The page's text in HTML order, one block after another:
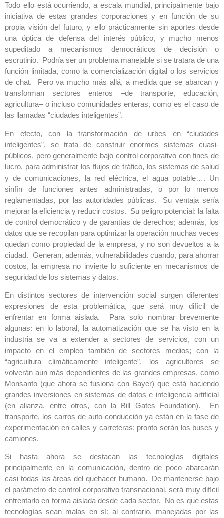
Todo ello está ocurriendo, a escala mundial, principalmente bajo
iniciativa de estas grandes corporaciones y en función de su
propia visión del futuro, y ello prácticamente sin aportes desde
una óptica de defensa del interés público, y mucho menos
supeditado a mecanismos democráticos de decisión o
escrutinio. Podría ser un problema manejable si se tratara de una
función limitada, como la comercialización digital o los servicios
de chat. Pero va mucho más allá, a medida que se abarcan y
transforman sectores enteros –de transporte, educación,
agricultura– o incluso comunidades enteras, como es el caso de
las llamadas “ciudades inteligentes”.
En efecto, con la transformación de urbes en “ciudades
inteligentes”, se trata de construir enormes sistemas cuasi-
públicos, pero generalmente bajo control corporativo con fines de
lucro, para administrar los flujos de tráfico, los sistemas de salud
y de comunicaciones, la red eléctrica, el agua potable…. Un
sinfín de funciones antes administradas, o por lo menos
reglamentadas, por las autoridades públicas. Su ventaja sería
mejorar la eficiencia y reducir costos. Su peligro potencial: la falta
de control democrático y de garantías de derechos; además, los
datos que se recopilan para optimizar la operación muchas veces
quedan como propiedad de la empresa, y no son devueltos a la
ciudad. Generan, además, vulnerabilidades cuando, para ahorrar
costos, la empresa no invierte lo suficiente en mecanismos de
seguridad de los sistemas y datos.
En distintos sectores de intervención social surgen diferentes
expresiones de esta problemática, que será muy difícil de
enfrentar en forma aislada. Para solo nombrar brevemente
algunas: en lo laboral, la automatización que se ha visto en la
industria se va a extender a sectores de servicios, con un
impacto en el empleo también de sectores medios; con la
“agricultura climáticamente inteligente”, los agricultores se
volverán aun más dependientes de las grandes empresas, como
Monsanto (que ahora se fusiona con Bayer) que está haciendo
grandes inversiones en sistemas de datos e inteligencia artificial
(en alianza, entre otros, con la Bill Gates Foundation). En
transporte, los carros de auto-conducción ya están en la fase de
experimentación en calles y carreteras; pronto serán los buses y
camiones.
Si hasta ahora se destacan las tecnologías digitales
principalmente en la comunicación, dentro de poco abarcarán
casi todas las áreas del quehacer humano. De mantenerse bajo
el parámetro de control corporativo transnacional, será muy difícil
enfrentarlo en forma aislada desde cada sector. No es que estas
tecnologías sean malas en sí: al contrario, manejadas por las